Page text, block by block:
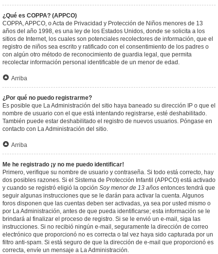
¿Qué es COPPA? (APPCO)
COPPA, APPCO, o Acta de Privacidad y Protección de Niños menores de 13
años del año 1998, es una ley de los Estados Unidos, donde se solicita a los
sitios de Internet, los cuales son potenciales recolectores de información, que el
registro de niños sea escrito y ratificado con el consentimiento de los padres o
con algún otro método de reconocimiento de guardia legal, que permita
recolectar información personal identificable de un menor de edad.
Arriba
¿Por qué no puedo registrarme?
Es posible que La Administración del sitio haya baneado su dirección IP o que el
nombre de usuario con el que está intentando registrarse, esté deshabilitado.
También puede estar deshabilitado el registro de nuevos usuarios. Póngase en
contacto con La Administración del sitio.
Arriba
Me he registrado ¡y no me puedo identificar!
Primero, verifique su nombre de usuario y contraseña. Si todo está correcto, hay
dos posibles razones. Si el Sistema de Protección Infantil (APPCO) está activado
y cuando se registró eligió la opción Soy menor de 13 años entonces tendrá que
seguir algunas instrucciones que se le darán para activar la cuenta. Algunos
foros disponen que las cuentas deben ser activadas, ya sea por usted mismo o
por La Administración, antes de que pueda identificarse; esta información se le
brindará al finalizar el proceso de registro. Si se le envió un e-mail, siga las
instrucciones. Si no recibió ningún e-mail, seguramente la dirección de correo
electrónico que proporcionó no es correcta o tal vez haya sido capturada por un
filtro anti-spam. Si está seguro de que la dirección de e-mail que proporcionó es
correcta, envíe un mensaje a La Administración.